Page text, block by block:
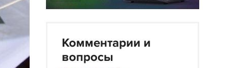
Комментарии и
вопросы